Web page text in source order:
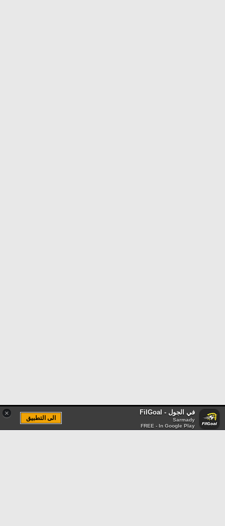
× في الجول - FilGoal
Sarmady
FREE - In Google Play
الى التطبيق